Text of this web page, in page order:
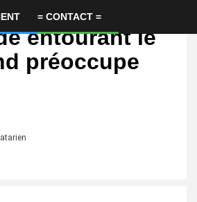
= CONTACT =
au Qatar |
entourant le
préoccupe